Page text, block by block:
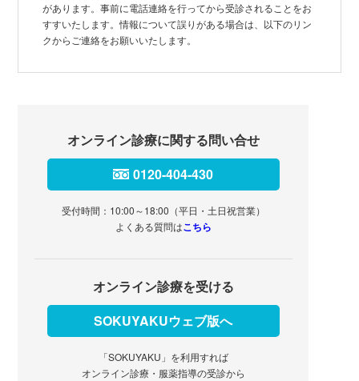
があります。事前に電話連絡を行ってから受診されることをお
すすいたします。情報について誤りがある場合は、以下のリン
クからご連絡をお願いいたします。
オンライン診療に関する問い合せ
0120-404-430
受付時間：10:00～18:00（平日・土日祝営業）
よくある質問はこちら
オンライン診療を受ける
SOKUYAKUウェブ版へ
「SOKUYAKU」を利用すれば
オンライン診療・服薬指導の受診から